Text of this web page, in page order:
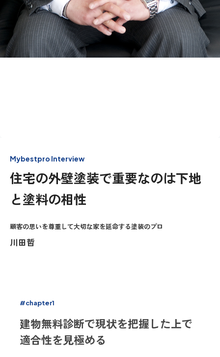
Mybestpro Interview
住宅の外壁塗装で重要なのは下地
と塗料の相性
顧客の思いを尊重して大切な家を延命する塗装のプロ
川田哲
#chapter1
建物無料診断で現状を把握した上で
適合性を見極める